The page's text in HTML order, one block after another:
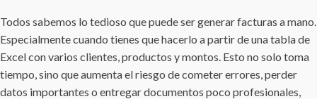
Todos sabemos lo tedioso que puede ser generar facturas a mano.
Especialmente cuando tienes que hacerlo a partir de una tabla de
Excel con varios clientes, productos y montos. Esto no solo toma
tiempo, sino que aumenta el riesgo de cometer errores, perder
datos importantes o entregar documentos poco profesionales,